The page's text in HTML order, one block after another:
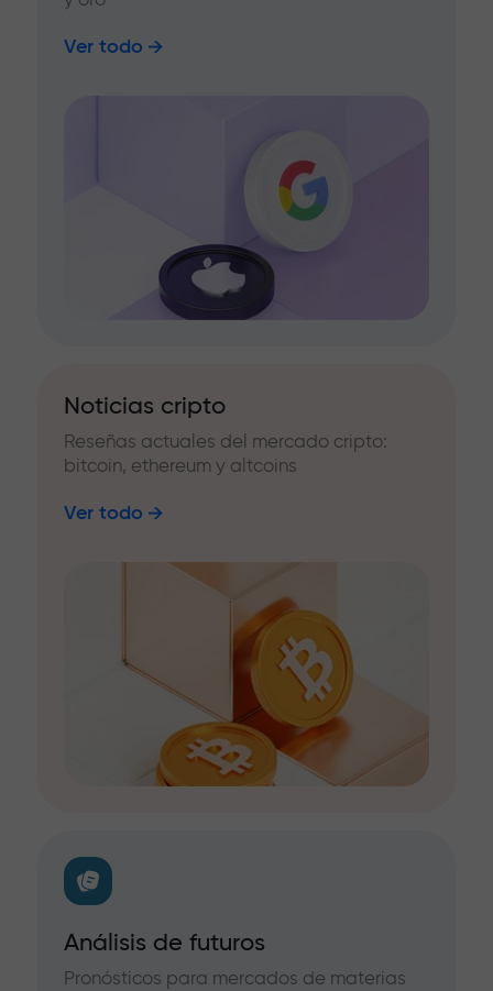
Ver todo
Noticias cripto
Reseñas actuales del mercado cripto:
bitcoin, ethereum y altcoins
Ver todo
Análisis de futuros
Pronósticos para mercados de materias